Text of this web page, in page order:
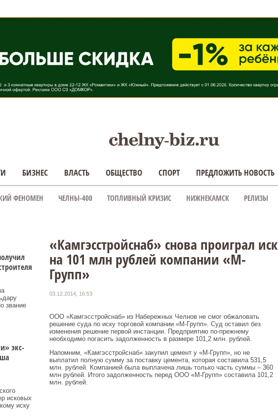
БИЗНЕС ВЛАСТЬ ОБЩЕСТВО СПОРТ ПРЕДЛОЖИТЬ НОВОСТЬ
ФЕНОМЕН ЧЕЛНЫ-400 ТОПЛИВНЫЙ КРИЗИС НИЖНЕКАМСК РЕЛИЗЫ
звание
экс-
исковых
иску
«Камгэсстройснаб» снова проиграл иск
на 101 млн рублей компании «М-
Групп»
03.12.2014, 16:53
ООО «Камгэсстройснаб» из Набережных Челнов не смог обжаловать
решение суда по иску торговой компании «М-Групп». Суд оставил без
изменения решение первой инстанции. Предприятию по-прежнему
необходимо погасить задолженность в размере 101,2 млн. рублей.
Напомним, «Камгэсстройснаб» закупил цемент у «М-Групп», но не
выплатил полную сумму за поставку цемента, которая составила 531,5
млн. рублей. Компанией была выплачена лишь только часть суммы – 360
млн рублей. Итого задолженность перед ООО «М-Групп» составила 101,2
млн. рублей.